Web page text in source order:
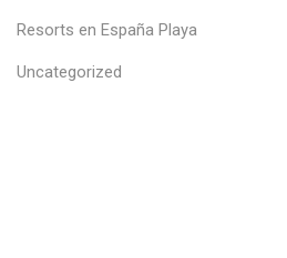
Resorts en España Playa
Uncategorized